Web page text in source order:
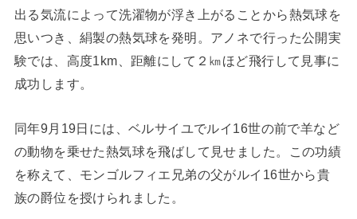
出る気流によって洗濯物が浮き上がることから熱気球を
思いつき、絹製の熱気球を発明。アノネで行った公開実
験では、高度1km、距離にして２㎞ほど飛行して見事に
成功します。
同年9月19日には、ベルサイユでルイ16世の前で羊など
の動物を乗せた熱気球を飛ばして見せました。この功績
を称えて、モンゴルフィエ兄弟の父がルイ16世から貴
族の爵位を授けられました。